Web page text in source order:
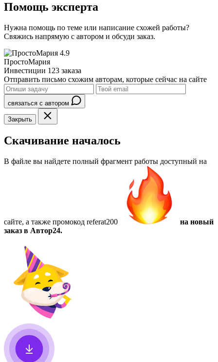
Помощь эксперта
Нужна помощь по теме или написание схожей работы?
Свяжись напрямую с автором и обсуди заказ.
4.9
ПростоМария
Инвестиции 123 заказа
Отправить письмо схожим авторам, которые сейчас на сайте
связаться с автором
Закрыть
Скачивание началось
В файле вы найдете полный фрагмент работы доступный на
сайте, а также промокод referat200
на новый
заказ в Автор24.